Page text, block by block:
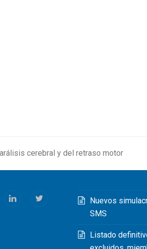
cerebral y del retraso motor
LinkedInTwitter
Nuevos
SMS
Listado